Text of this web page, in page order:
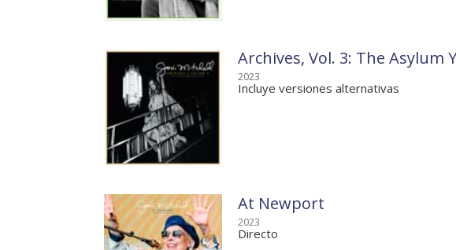
Archives, Vol. 3: The Asylum
2023
Incluye versiones alternativas
At Newport
2023
Directo